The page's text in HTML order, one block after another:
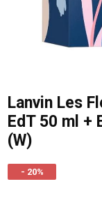
Lanvin Les
EdT 50 ml +
(W)
- 20%